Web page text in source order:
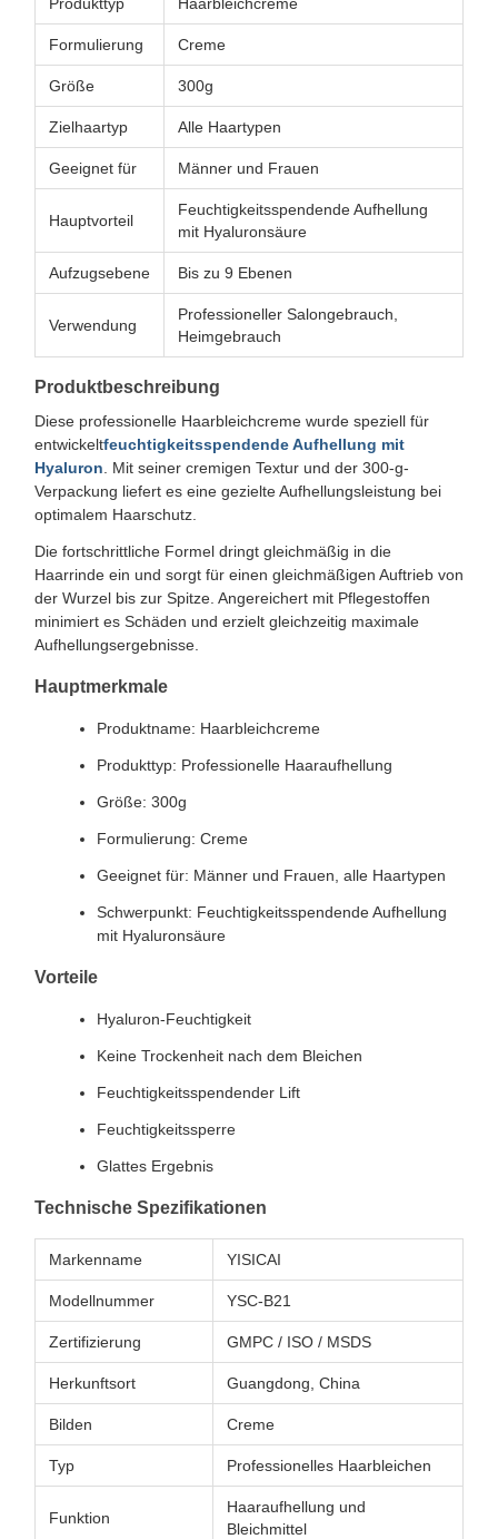
Formulierung Creme
Größe 300g
Zielhaartyp Alle Haartypen
Geeignet für Männer und Frauen
Hauptvorteil
Feuchtigkeitsspendende Aufhellung
mit Hyaluronsäure
Aufzugsebene Bis zu 9 Ebenen
Verwendung
Professioneller Salongebrauch,
Heimgebrauch
Produktbeschreibung
Diese professionelle Haarbleichcreme wurde speziell für
entwickeltfeuchtigkeitsspendende Aufhellung mit
Hyaluron . Mit seiner cremigen Textur und der 300-g-
Verpackung liefert es eine gezielte Aufhellungsleistung bei
optimalem Haarschutz.
Die fortschrittliche Formel dringt gleichmäßig in die
Haarrinde ein und sorgt für einen gleichmäßigen Auftrieb von
der Wurzel bis zur Spitze. Angereichert mit Pflegestoffen
minimiert es Schäden und erzielt gleichzeitig maximale
Aufhellungsergebnisse.
Hauptmerkmale
Produktname: Haarbleichcreme
Produkttyp: Professionelle Haaraufhellung
Größe: 300g
Formulierung: Creme
Geeignet für: Männer und Frauen, alle Haartypen
Schwerpunkt: Feuchtigkeitsspendende Aufhellung
mit Hyaluronsäure
Vorteile
Hyaluron-Feuchtigkeit
Keine Trockenheit nach dem Bleichen
Feuchtigkeitsspendender Lift
Feuchtigkeitssperre
Glattes Ergebnis
Technische Spezifikationen
Markenname YISICAI
Modellnummer YSC-B21
Zertifizierung GMPC / ISO / MSDS
Herkunftsort Guangdong, China
Bilden Creme
Typ Professionelles Haarbleichen
Funktion
Haaraufhellung und
Bleichmittel